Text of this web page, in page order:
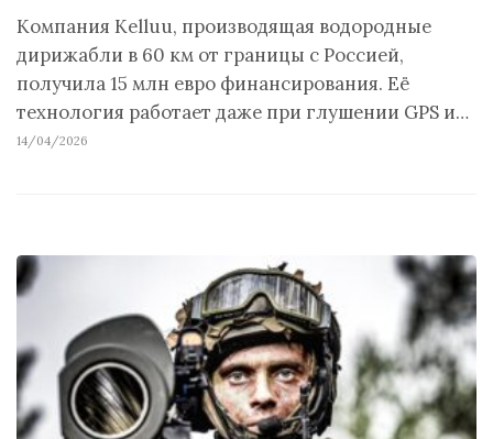
Компания Kelluu, производящая водородные
дирижабли в 60 км от границы с Россией,
получила 15 млн евро финансирования. Её
технология работает даже при глушении GPS и…
14/04/2026